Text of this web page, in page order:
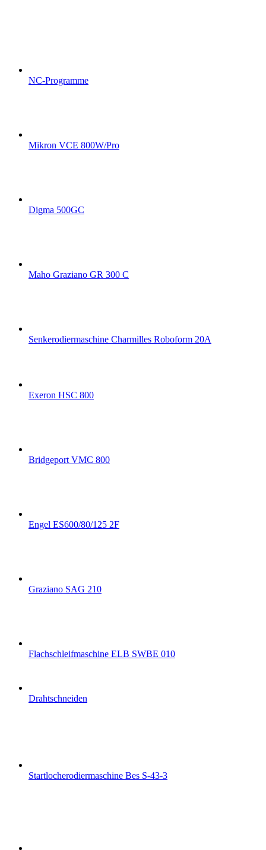
NC-Programme
Mikron VCE 800W/Pro
Digma 500GC
Maho Graziano GR 300 C
Senkerodiermaschine Charmilles Roboform 20A
Exeron HSC 800
Bridgeport VMC 800
Engel ES600/80/125 2F
Graziano SAG 210
Flachschleifmaschine ELB SWBE 010
Drahtschneiden
Startlocherodiermaschine Bes S-43-3